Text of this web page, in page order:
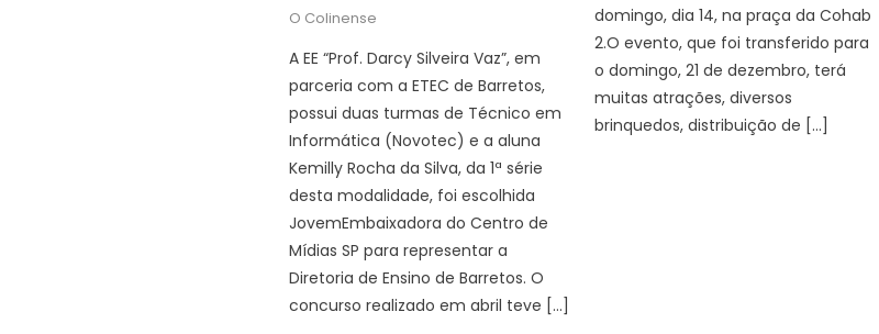
O Colinense
A EE “Prof. Darcy Silveira Vaz”, em
parceria com a ETEC de Barretos,
possui duas turmas de Técnico em
Informática (Novotec) e a aluna
Kemilly Rocha da Silva, da 1ª série
desta modalidade, foi escolhida
JovemEmbaixadora do Centro de
Mídias SP para representar a
Diretoria de Ensino de Barretos. O
concurso realizado em abril teve […]
domingo, dia 14, na praça da Cohab
2.O evento, que foi transferido para
o domingo, 21 de dezembro, terá
muitas atrações, diversos
brinquedos, distribuição de […]